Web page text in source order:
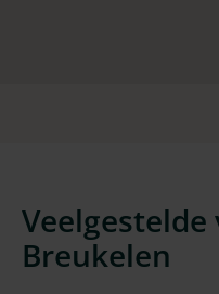
Veelgestelde
Breukelen